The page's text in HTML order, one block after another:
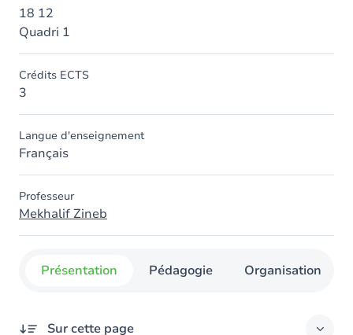
18 12
Quadri 1
Crédits ECTS
3
Langue d'enseignement
Français
Professeur
Mekhalif Zineb
Présentation Pédagogie Organisation
Sur cette page